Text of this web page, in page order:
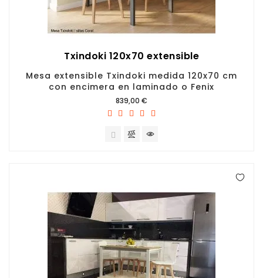
Txindoki 120x70 extensible
Mesa extensible Txindoki medida 120x70 cm
con encimera en laminado o Fenix
Precio
839,00 €